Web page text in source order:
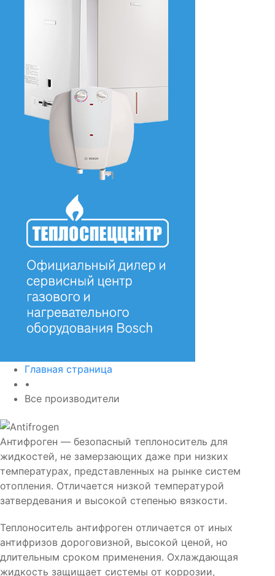
Главная страница
•
Все производители
Антифроген — безопасный теплоноситель для
жидкостей, не замерзающих даже при низких
температурах, представленных на рынке систем
отопления. Отличается низкой температурой
затвердевания и высокой степенью вязкости.
Теплоноситель антифроген отличается от иных
антифризов дороговизной, высокой ценой, но
длительным сроком применения. Охлаждающая
жидкость защищает системы от коррозии,